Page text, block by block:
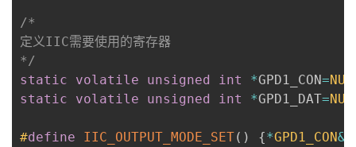
/*
定义IIC需要使用的寄存器
*/
static
volatile unsigned int *GPD1_CON=
static
volatile unsigned int *GPD1_DAT=
#define IIC_OUTPUT_MODE_SET( ) {*GPD1_CON&=